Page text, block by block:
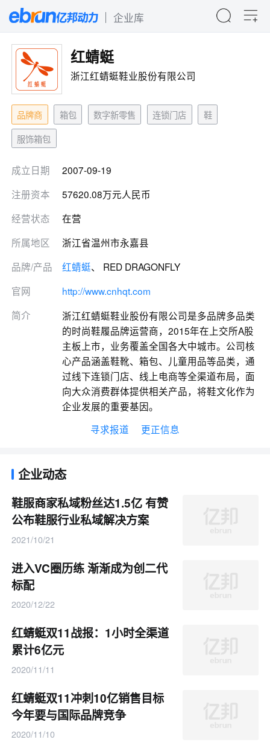
企业库
红蜻蜓
浙江红蜻蜓鞋业股份有限公司
品牌商 箱包 数字新零售 连锁门店
鞋
服饰箱包
成立日期
2007-09-19
注册资本
57620.08万元人民币
经营状态
在营
所属地区
浙江省温州市永嘉县
品牌/产品
红蜻蜓、 RED DRAGONFLY
官网
http://www.cnhqt.com
简介
浙江红蜻蜓鞋业股份有限公司是多品牌多品类
的时尚鞋履品牌运营商，2015年在上交所A股
主板上市，业务覆盖全国各大中城市。公司核
心产品涵盖鞋靴、箱包、儿童用品等品类，通
过线下连锁门店、线上电商等全渠道布局，面
向大众消费群体提供相关产品，将鞋文化作为
企业发展的重要基因。
寻求报道
更正信息
企业动态
鞋服商家私域粉丝达1.5亿 有赞
公布鞋服行业私域解决方案
2021/10/21
进入VC圈历练 渐渐成为创二代
标配
2020/12/22
红蜻蜓双11战报：1小时全渠道
累计6亿元
2020/11/11
红蜻蜓双11冲刺10亿销售目标
今年要与国际品牌竞争
2020/11/10